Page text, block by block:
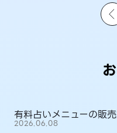
有料占いメニューの販
2026.06.08